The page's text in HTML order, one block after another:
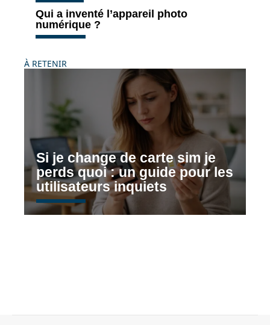
Qui a inventé l’appareil photo
numérique ?
À RETENIR
Si je change de carte sim je
perds quoi : un guide pour les
utilisateurs inquiets